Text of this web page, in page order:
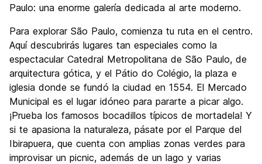
Paulo: una enorme galería dedicada al arte moderno.
Para explorar São Paulo, comienza tu ruta en el centro.
Aquí descubrirás lugares tan especiales como la
espectacular Catedral Metropolitana de São Paulo, de
arquitectura gótica, y el Pátio do Colégio, la plaza e
iglesia donde se fundó la ciudad en 1554. El Mercado
Municipal es el lugar idóneo para pararte a picar algo.
¡Prueba los famosos bocadillos típicos de mortadela! Y
si te apasiona la naturaleza, pásate por el Parque del
Ibirapuera, que cuenta con amplias zonas verdes para
improvisar un picnic, además de un lago y varias